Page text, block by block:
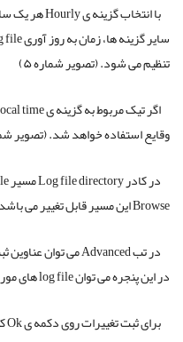
تنظیم می شود. (تصویر شماره ۵)
وقایع استفاده خواهد شد. (تصویر
Browse این مسیر قابل تغییر می باشد. (تصویر شماره ۷)
در این پنجره می توان log file های مورد نظر را انتخاب کرد. (تصویر شماره ۸)
برای ثبت تغییرات روی دکمه ی Ok کلیک کنید. (تصویر شماره ۹)